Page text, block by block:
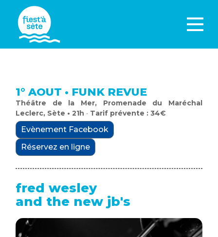
1° AOUT • FUNK REVUE
Théâtre de la Mer, Promenade du Maréchal
Leclerc, Sète • 21h • Tarif prévente : 34€
Evènement Facebook
Réservez en ligne
fred wesley
and the new jb's